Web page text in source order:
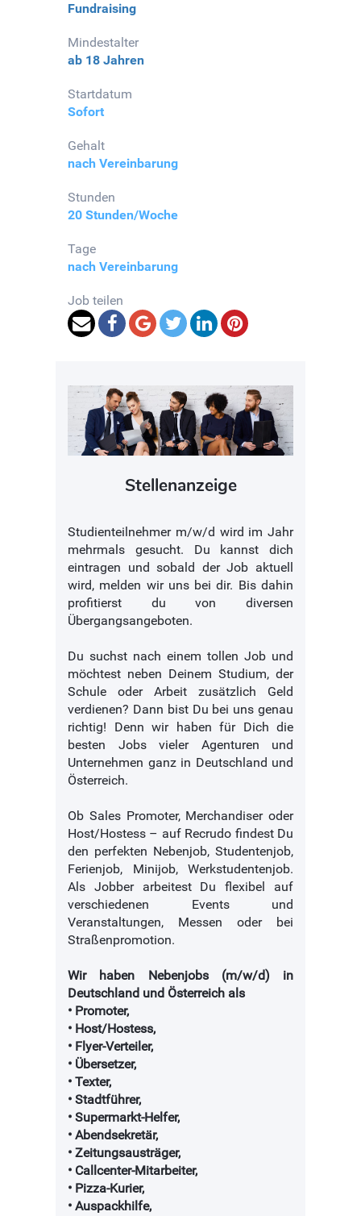
Fundraising
Mindestalter
ab 18 Jahren
Startdatum
Sofort
Gehalt
nach Vereinbarung
Stunden
20 Stunden/Woche
Tage
nach Vereinbarung
Job teilen
Stellenanzeige
Studienteilnehmer m/w/d wird im Jahr
mehrmals gesucht. Du kannst dich
eintragen und sobald der Job aktuell
wird, melden wir uns bei dir. Bis dahin
profitierst du von diversen
Übergangsangeboten.
Du suchst nach einem tollen Job und
möchtest neben Deinem Studium, der
Schule oder Arbeit zusätzlich Geld
verdienen? Dann bist Du bei uns genau
richtig! Denn wir haben für Dich die
besten Jobs vieler Agenturen und
Unternehmen ganz in Deutschland und
Österreich.
Ob Sales Promoter, Merchandiser oder
Host/Hostess – auf Recrudo findest Du
den perfekten Nebenjob, Studentenjob,
Ferienjob, Minijob, Werkstudentenjob.
Als Jobber arbeitest Du flexibel auf
verschiedenen Events und
Veranstaltungen, Messen oder bei
Straßenpromotion.
Wir haben Nebenjobs (m/w/d) in
Deutschland und Österreich als
• Promoter,
• Host/Hostess,
• Flyer-Verteiler,
• Übersetzer,
• Texter,
• Stadtführer,
• Supermarkt-Helfer,
• Abendsekretär,
• Zeitungsausträger,
• Callcenter-Mitarbeiter,
• Pizza-Kurier,
• Auspackhilfe,